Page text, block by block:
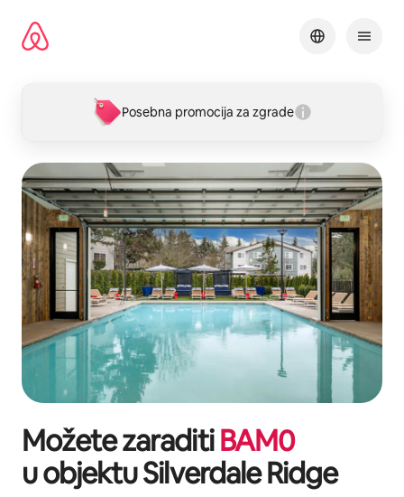
sadržaj
Posebna promocija za zgrade
Možete zaraditiBAM0
u objektuSilverdale Ridge